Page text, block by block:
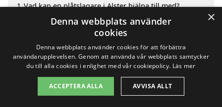
1 Vad kan en plåtslagare i Alster hjälpa till med?
Fördelar med att välja plåtslagare i Alster
Sök efter en skicklig plåtslagare i de omgivande
Copyright 2026 - Pilanto Aps
Om / kontakt Blogg Webbplatskarta Villkor
×
Denna webbplats använder
cookies
Denna webbplats använder cookies för att förbättra
användarupplevelsen. Genom att använda vår webbplats samtycker
du till alla cookies i enlighet med vår cookiepolicy. Läs mer
ACCEPTERA ALLA AVVISA ALLT